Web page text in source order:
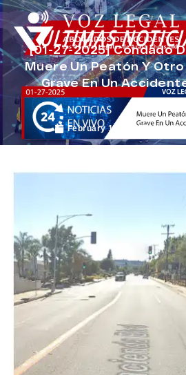
[01-27-2025] Condado
Muere Un Peatón Y
Grave En Un
February 12, 2025